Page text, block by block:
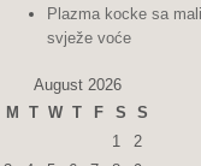
Plazma kocke sa
svježe voće
August 2026
M
T W T F S
S
1
2